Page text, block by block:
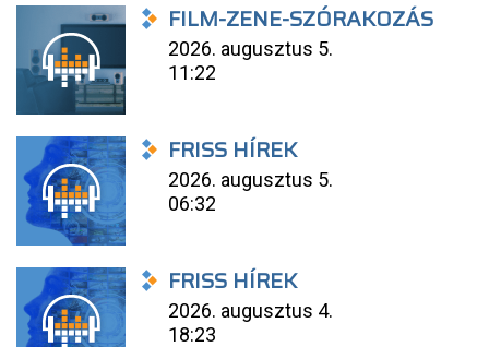
FILM-ZENE-SZÓRAKOZÁS
2026. augusztus 5.
11:22
FRISS HÍREK
2026. augusztus 5.
06:32
FRISS HÍREK
2026. augusztus 4.
18:23